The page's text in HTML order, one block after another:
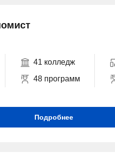
41 колледж
48 программ
Подробнее